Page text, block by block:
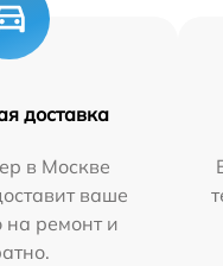
доставка
в Москве
ваше
на ремонт и